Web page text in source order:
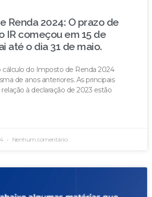
Renda 2024: O prazo de
IR começou em 15 de
até o dia 31 de maio.
cálculo do Imposto de Renda 2024
de anos anteriores. As principais
à declaração de 2023 estão
Nenhum comentário